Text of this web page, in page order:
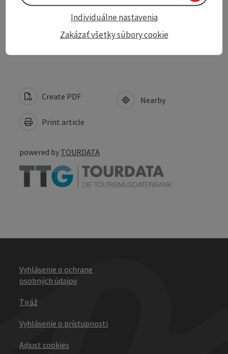
Suitability
Accessibility
Create PDF
Print article
Nearby
powered by TOURDATA
Vyhlásenie o ochrane
osobných údajov
Tiráž
Vyhlásenie o prístupnosti
Adjust cookies
Zakázať všetky súbory cookie
Individuálne nastavenia